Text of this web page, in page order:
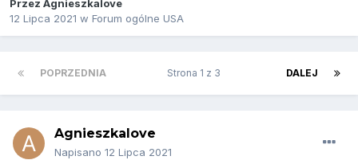
Przez Agnieszkalove
12 Lipca 2021 w Forum ogólne USA
POPRZEDNIA DALEJ
Strona 1 z 3
Agnieszkalove
Napisano 12 Lipca 2021